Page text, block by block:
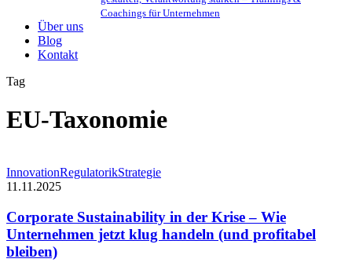
Coachings für Unternehmen
Über uns
Blog
Kontakt
Tag
EU-Taxonomie
Corporate
Sustainability
der
Krise
–
Wie
InnovationRegulatorikStrategie
11.11.2025
Corporate Sustainability in der Krise – Wie
Unternehmen jetzt klug handeln (und profitabel
bleiben)